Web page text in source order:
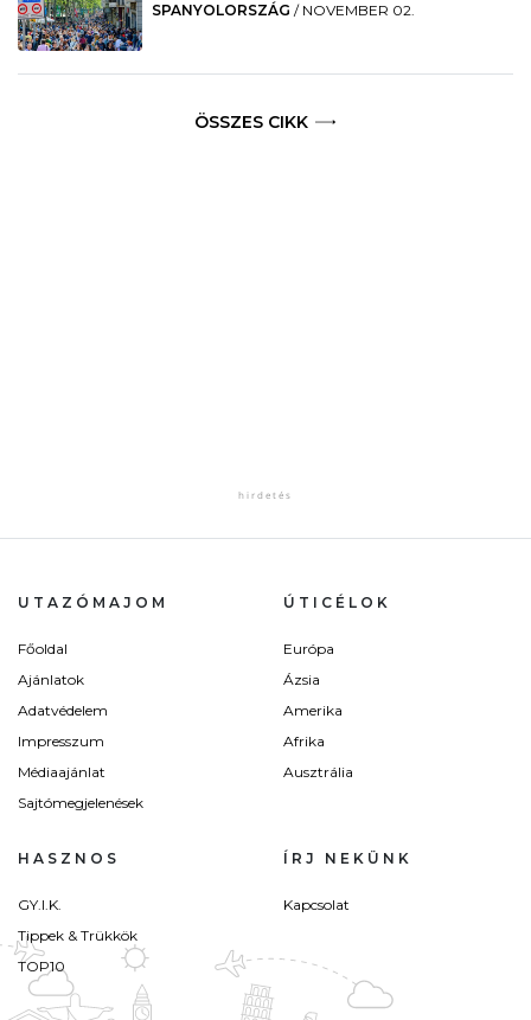
SPANYOLORSZÁG / NOVEMBER 02.
ÖSSZES CIKK
UTAZÓMAJOM
Főoldal
Ajánlatok
Adatvédelem
Impresszum
Médiaajánlat
Sajtómegjelenések
ÚTICÉLOK
Európa
Ázsia
Amerika
Afrika
Ausztrália
HASZNOS
GY.I.K.
Tippek & Trükkök
TOP10
ÍRJ NEKÜNK
Kapcsolat